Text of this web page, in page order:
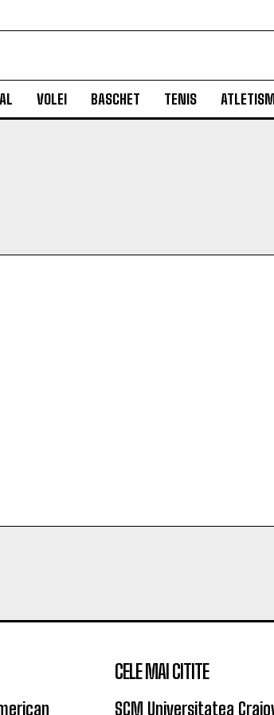
VOLEI BASCHET TENIS
CELE MAI CITITE
SCM Universitatea